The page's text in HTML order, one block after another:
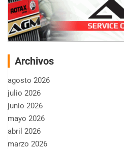
Archivos
agosto 2026
julio 2026
junio 2026
mayo 2026
abril 2026
marzo 2026